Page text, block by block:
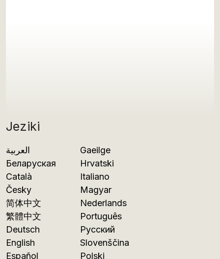
Jeziki
العربية
Беларуская
Català
Česky
简体中文
繁體中文
Deutsch
English
Español
Gaeilge
Hrvatski
Italiano
Magyar
Nederlands
Português
Русский
Slovenščina
Polski